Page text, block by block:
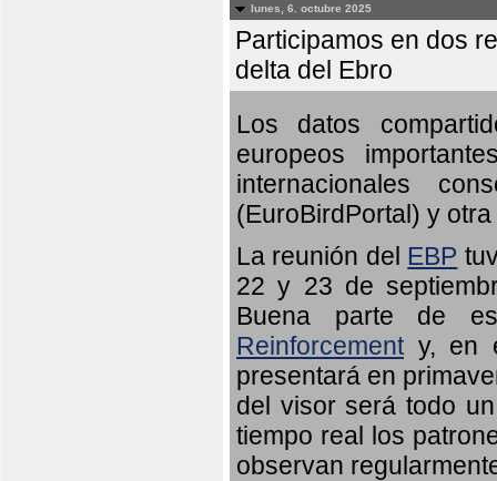
lunes, 6. octubre 2025
Participamos en dos
delta del Ebro
Los datos
europeos
internacionales
(EuroBirdPortal) y
La reunión del EBP
22 y 23 de
Buena parte de
Reinforcementy, en
presentará en
del visor será todo
tiempo real los
observan